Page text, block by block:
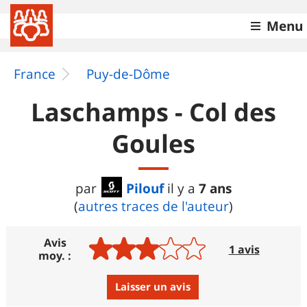
Menu
France Puy-de-Dôme
Laschamps - Col des
Goules
par Pilouf il y a 7 ans
(autres traces de l'auteur)
Avis
moy. :
1 avis
Laisser un avis